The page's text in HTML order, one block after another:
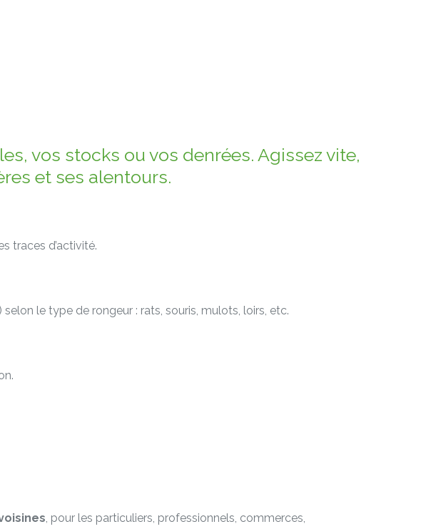
vos stocks ou vos denrées. Agissez vite,
et ses alentours.
traces d’activité.
le type de rongeur : rats, souris, mulots, loirs, etc.
, pour les particuliers, professionnels, commerces,